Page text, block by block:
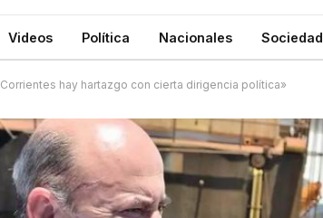
Videos Política Nacionales Sociedad
hay hartazgo con cierta dirigencia política»